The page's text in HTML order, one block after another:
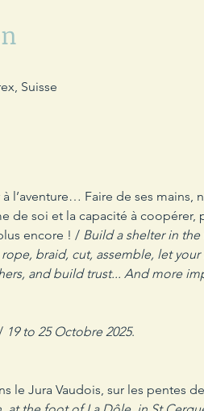
Suisse
l’aventure… Faire de ses mains,
de soi et la capacité à
encore ! / Build a shelter in
braid, cut, assemble, let
and build trust... And more
19 to 25 Octobre 2025.
le Jura Vaudois, sur les pentes